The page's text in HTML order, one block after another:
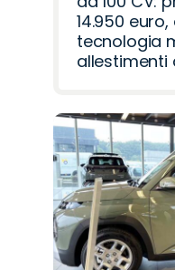
14.950
tecnologia
allestimenti